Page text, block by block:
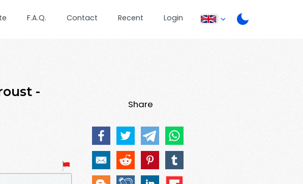
F.A.Q. Contact Recent Login
-
Share